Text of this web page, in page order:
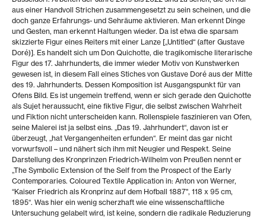
aus einer Handvoll Strichen zusammengesetzt zu sein scheinen, und die
doch ganze Erfahrungs- und Sehräume aktivieren. Man erkennt Dinge
und Gesten, man erkennt Haltungen wieder. Da ist etwa die sparsam
skizzierte Figur eines Reiters mit einer Lanze [„Untitled“ (after Gustave
Doré)]. Es handelt sich um Don Quichotte, die tragikomische literarische
Figur des 17. Jahrhunderts, die immer wieder Motiv von Kunstwerken
gewesen ist, in diesem Fall eines Stiches von Gustave Doré aus der Mitte
des 19. Jahrhunderts. Dessen Komposition ist Ausgangspunkt für van
Ofens Bild. Es ist ungemein treffend, wenn er sich gerade den Quichotte
als Sujet heraussucht, eine fiktive Figur, die selbst zwischen Wahrheit
und Fiktion nicht unterscheiden kann. Rollenspiele faszinieren van Ofen,
seine Malerei ist ja selbst eins. „Das 19. Jahrhundert“, davon ist er
überzeugt, „hat Vergangenheiten erfunden“. Er meint das gar nicht
vorwurfsvoll – und nähert sich ihm mit Neugier und Respekt. Seine
Darstellung des Kronprinzen Friedrich-Wilhelm von Preußen nennt er
„The Symbolic Extension of the Self from the Prospect of the Early
Contemporaries. Coloured Textile Application in: Anton von Werner,
“Kaiser Friedrich als Kronprinz auf dem Hofball 1887", 118 x 95 cm,
1895“. Was hier ein wenig scherzhaft wie eine wissenschaftliche
Untersuchung gelabelt wird, ist keine, sondern die radikale Reduzierung